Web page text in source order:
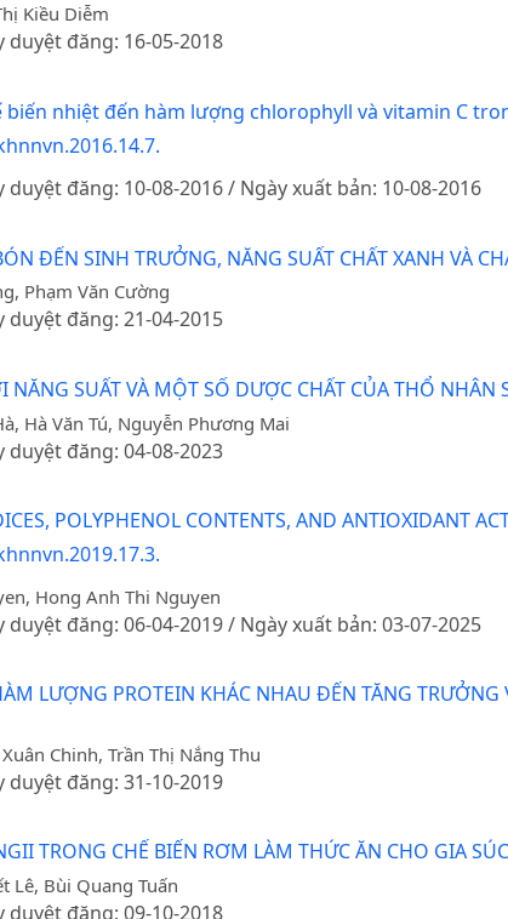
Kiều Diễm
duyệt đăng: 16-05-2018
nhiệt đến hàm lượng chlorophyll và vitamin C
đăng: 10-08-2016 / Ngày xuất bản: 10-08-2016
ĐẾN SINH TRƯỞNG, NĂNG SUẤT CHẤT XANH VÀ
Phạm Văn Cường
duyệt đăng: 21-04-2015
SUẤT VÀ MỘT SỐ DƯỢC CHẤT CỦA THỔ
Hà Văn Tú, Nguyễn Phương Mai
duyệt đăng: 04-08-2023
POLYPHENOL CONTENTS, AND ANTIOXIDANT
Hong Anh Thi Nguyen
đăng: 06-04-2019 / Ngày xuất bản: 03-07-2025
LƯỢNG PROTEIN KHÁC NHAU ĐẾN TĂNG
Chinh, Trần Thị Nắng Thu
duyệt đăng: 31-10-2019
TRONG CHẾ BIẾN RƠM LÀM THỨC ĂN CHO GIA
Lê, Bùi Quang Tuấn
duyệt đăng: 09-10-2018